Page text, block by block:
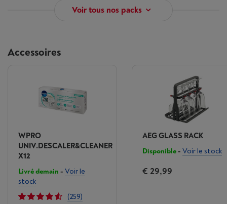
Voir tous nos packs
Accessoires
WPRO
UNIV.DESCALER&CLEANER
X12
Livré demain - Voir le
stock
(259)
AEG GLASS RACK
Disponible- Voir le stock
€ 29,99